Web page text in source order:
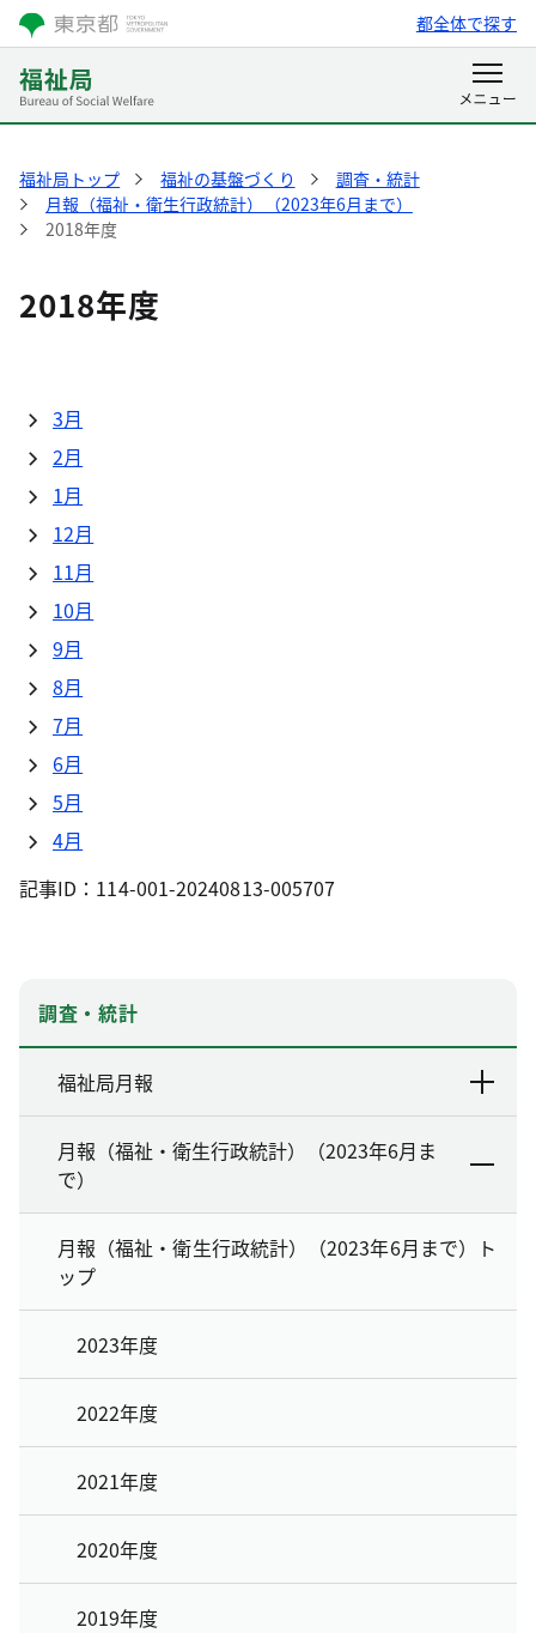
都全体で探す
福祉局トップ 福祉の基盤づくり
調査・統計
月報（福祉・衛生行政統計）（2023年6月まで）
2018年度
2018年度
3月
2月
1月
12月
11月
10月
9月
8月
7月
6月
5月
4月
記事ID：114-001-20240813-005707
調査・統計
福祉局月報
月報（福祉・衛生行政統計）（2023年6月ま
で）
月報（福祉・衛生行政統計）（2023年6月まで）ト
ップ
2023年度
2022年度
2021年度
2020年度
2019年度